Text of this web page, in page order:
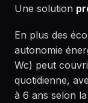
Une solution
En plus des
autonomie
Wc) peut
quotidienne,
à 6 ans selon